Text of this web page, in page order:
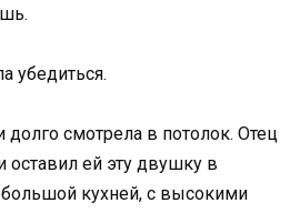
убедиться.
долго смотрела в потолок. Отец
оставил ей эту двушку в
кухней, с высокими